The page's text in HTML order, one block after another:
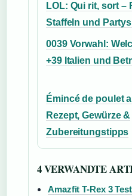
LOL: Qui rit, sort –
Staffeln und
0039 Vorwahl:
+39 Italien und
Émincé de poulet
Rezept, Gewürze &
Zubereitungstipps
4 VERWANDTE
Amazfit T-Rex 3